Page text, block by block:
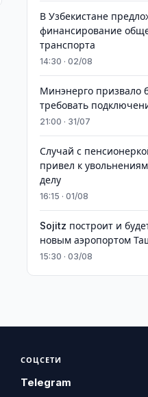
В Узбекистане
финансирование
транспорта
14:30 · 02/08
Минэнерго призвало
требовать
21:00 · 31/07
Случай с
привел к
делу
16:15 · 01/08
Sojitz построит и
новым аэропортом
15:30 · 03/08
СОЦСЕТИ
Telegram